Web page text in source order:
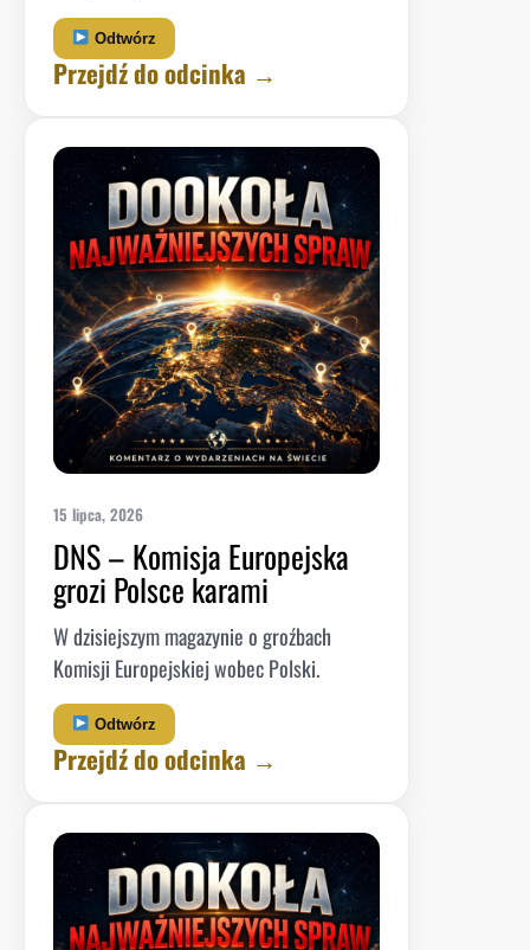
Odtwórz
Przejdź do odcinka →
15 lipca, 2026
DNS – Komisja Europejska
grozi Polsce karami
W dzisiejszym magazynie o groźbach
Komisji Europejskiej wobec Polski.
Odtwórz
Przejdź do odcinka →